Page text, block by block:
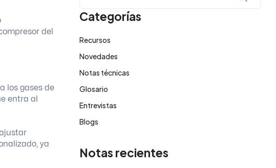
del
los gases de
entra al
ya
Categorías
Recursos
Novedades
Notas técnicas
Glosario
Entrevistas
Blogs
Notas recientes